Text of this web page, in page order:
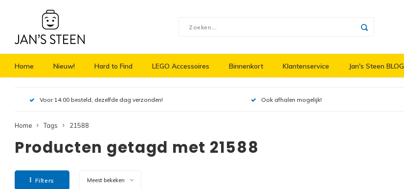
Home Nieuw! Hard to Find LEGO Accessoires Binnenkort Klantenservice Jan's Steen BLOG
Voor 14:00 besteld, dezelfde dag verzonden! Ook afhalen mogelijk!
Home Tags 21588
Producten getagd met 21588
Filters Meest bekeken